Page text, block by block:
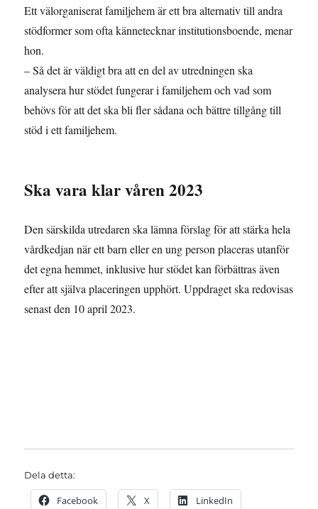
Ett välorganiserat familjehem är ett bra alternativ till andra
stödformer som ofta kännetecknar institutionsboende, menar
hon.
– Så det är väldigt bra att en del av utredningen ska
analysera hur stödet fungerar i familjehem och vad som
behövs för att det ska bli fler sådana och bättre tillgång till
stöd i ett familjehem.
Ska vara klar våren 2023
Den särskilda utredaren ska lämna förslag för att stärka hela
vårdkedjan när ett barn eller en ung person placeras utanför
det egna hemmet, inklusive hur stödet kan förbättras även
efter att själva placeringen upphört. Uppdraget ska redovisas
senast den 10 april 2023.
Dela detta:
Facebook X LinkedIn